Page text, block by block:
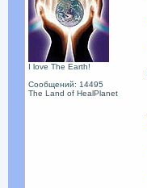
I love The Earth!
Сообщений: 14495
The Land of HealPlanet